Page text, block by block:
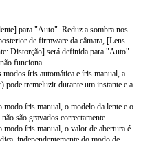
para "Auto". Reduz a sombra nos
de firmware da câmara, [Lens
Distorção] será definida para "Auto".
funciona.
íris automática e íris manual, a
tremeluzir durante um instante e a
íris manual, o modelo da lente e o
são gravados correctamente.
íris manual, o valor de abertura é